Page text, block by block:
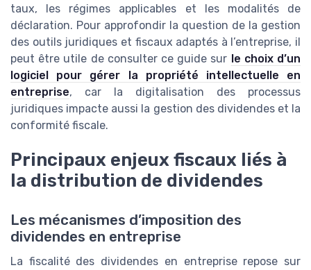
taux, les régimes applicables et les modalités de
déclaration. Pour approfondir la question de la gestion
des outils juridiques et fiscaux adaptés à l’entreprise, il
peut être utile de consulter ce guide sur le choix d’un
logiciel pour gérer la propriété intellectuelle en
entreprise, car la digitalisation des processus
juridiques impacte aussi la gestion des dividendes et la
conformité fiscale.
Principaux enjeux fiscaux liés à
la distribution de dividendes
Les mécanismes d’imposition des
dividendes en entreprise
La fiscalité des dividendes en entreprise repose sur